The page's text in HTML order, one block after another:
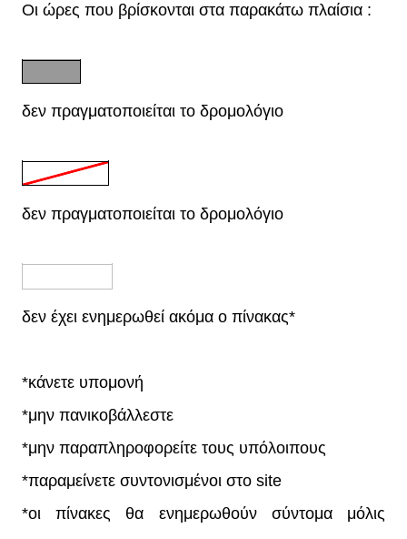
Οι ώρες που βρίσκονται στα παρακάτω πλαίσια :
δεν πραγματοποιείται το δρομολόγιο
δεν πραγματοποιείται το δρομολόγιο
δεν έχει ενημερωθεί ακόμα ο πίνακας*
*κάνετε υπομονή
*μην πανικοβάλλεστε
*μην παραπληροφορείτε τους υπόλοιπους
*παραμείνετε συντονισμένοι στο site
*οι πίνακες θα ενημερωθούν σύντομα μόλις